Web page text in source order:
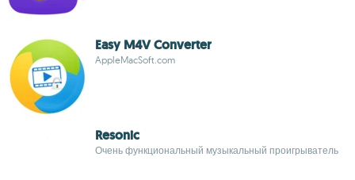
Easy M4V Converter
AppleMacSoft.com
Resonic
Очень функциональный музыкальный проигрыватель